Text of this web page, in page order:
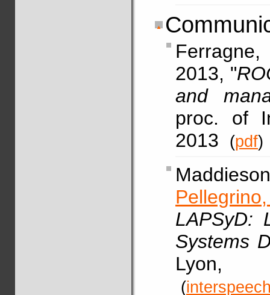
2013, "
and
proc. of
2013
(pdf)
LAPSyD:
Systems
(